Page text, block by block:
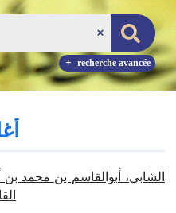
recherche avancée
الشابي، أبوالقاسم بن محمد بن